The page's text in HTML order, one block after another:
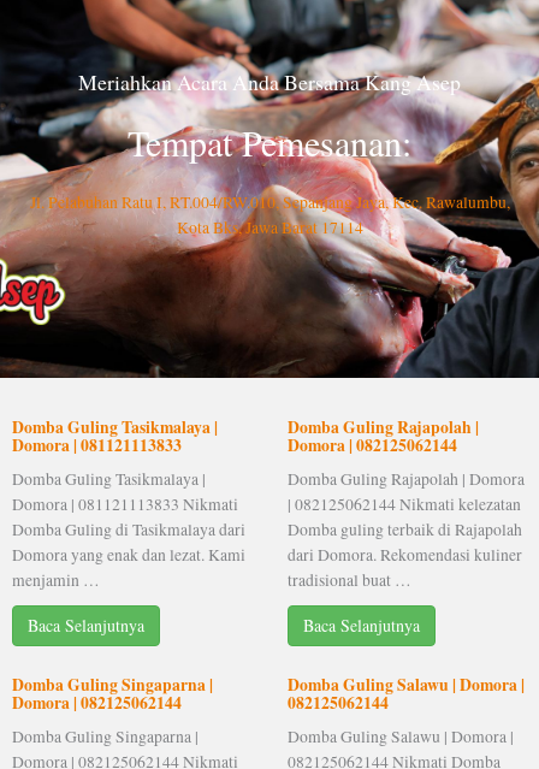
Meriahkan Acara Anda Bersama Kang Asep
Tempat Pemesanan:
Jl. Pelabuhan Ratu I, RT.004/RW.010, Sepanjang Jaya, Kec. Rawalumbu,
Kota Bks, Jawa Barat 17114
Domba Guling Tasikmalaya |
Domora | 081121113833
Domba Guling Tasikmalaya |
Domora | 081121113833 Nikmati
Domba Guling di Tasikmalaya dari
Domora yang enak dan lezat. Kami
menjamin …
Baca Selanjutnya
Domba Guling Rajapolah |
Domora | 082125062144
Domba Guling Rajapolah | Domora
| 082125062144 Nikmati kelezatan
Domba guling terbaik di Rajapolah
dari Domora. Rekomendasi kuliner
tradisional buat …
Baca Selanjutnya
Domba Guling Singaparna |
Domora | 082125062144
Domba Guling Singaparna |
Domora | 082125062144 Nikmati
Domba Guling Salawu | Domora |
082125062144
Domba Guling Salawu | Domora |
082125062144 Nikmati Domba